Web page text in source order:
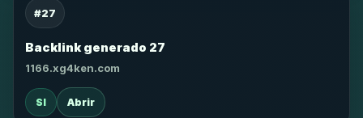
#27
Backlink generado 27
1166.xg4ken.com
SI Abrir